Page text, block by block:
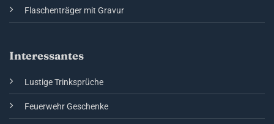
Flaschenträger mit Gravur
Interessantes
Lustige Trinksprüche
Feuerwehr Geschenke